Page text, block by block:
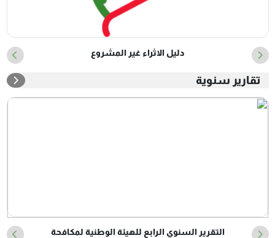
دليل الاثراء غير المشروع
تقارير سنوية
التقرير السنوي الرابع للهيئة الوطنية لمكافحة